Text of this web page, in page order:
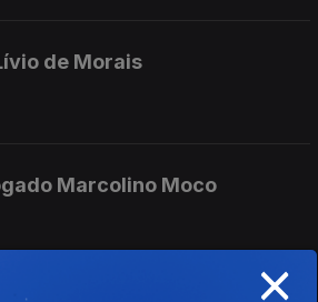
de Morais
Marcolino Moco
×